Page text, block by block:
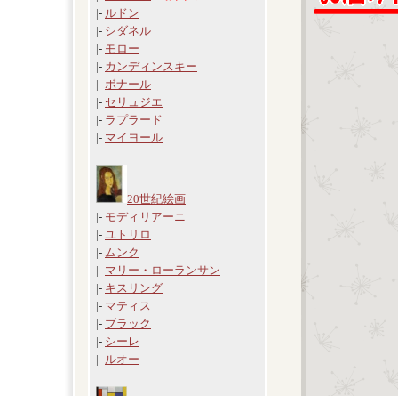
|- ルドン
|- シダネル
|- モロー
|- カンディンスキー
|- ボナール
|- セリュジエ
|- ラプラード
|- マイヨール
20世紀絵画
|- モディリアーニ
|- ユトリロ
|- ムンク
|- マリー・ローランサン
|- キスリング
|- マティス
|- ブラック
|- シーレ
|- ルオー